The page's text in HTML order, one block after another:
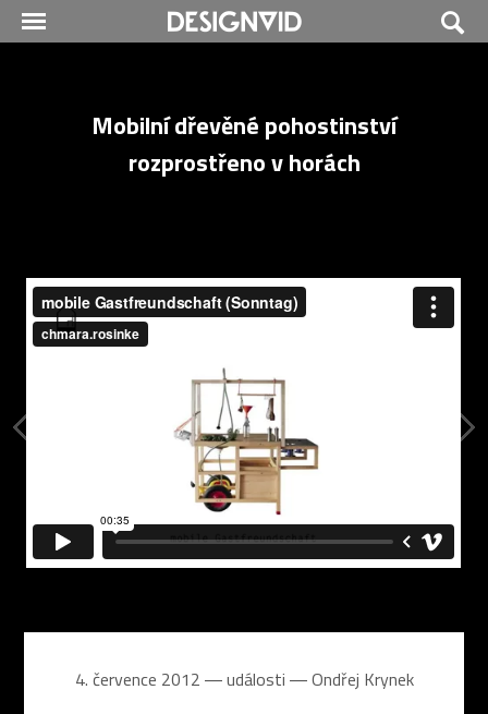
Mobilní dřevěné pohostinství
rozprostřeno v horách
4. července 2012 ― události ―Ondřej Krynek